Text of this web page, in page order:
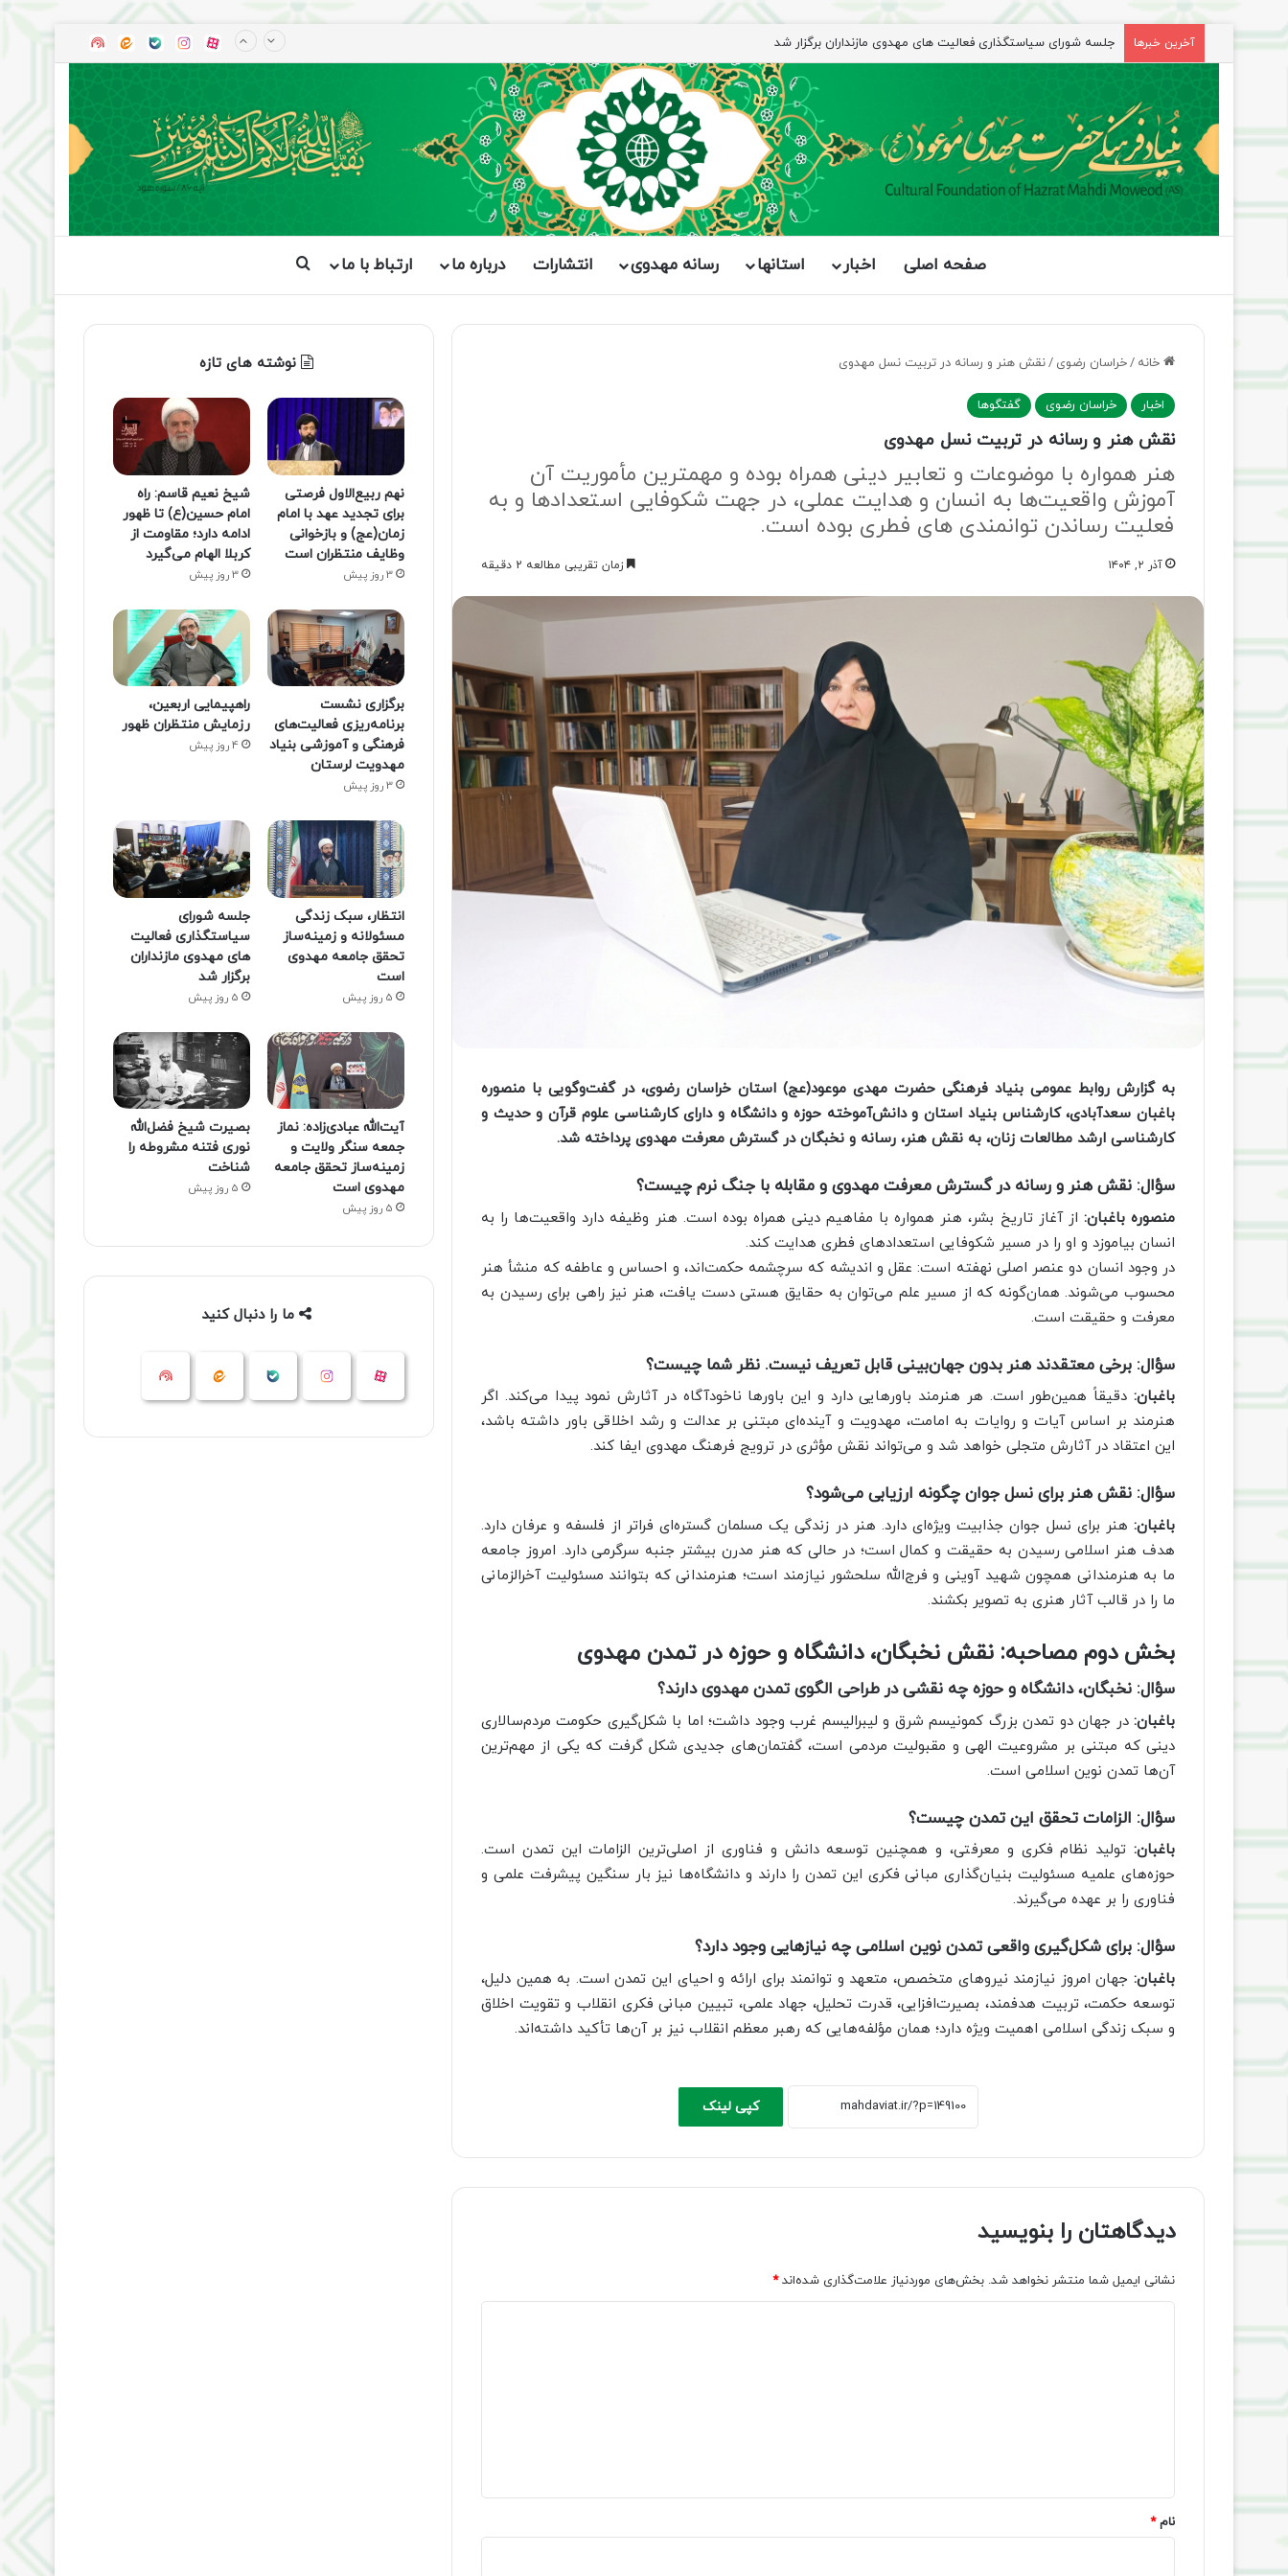
آخرین خبرها جلسه شورای سیاستگذاری فعالیت های مهدوی مازنداران برگزار شد آپاراتاینستاگرام
بله ایتا
صفحه اصلی اخبار استانها رسانه مهدوی انتشارات درباره ما ارتباط با ما جستجو برای
خانه /خراسان رضوی /نقش هنر و رسانه در تربیت نسل مهدوی
اخبار خراسان رضوی گفتگوها
نقش هنر و رسانه در تربیت نسل مهدوی
هنر همواره با موضوعات و تعابیر دینی همراه بوده و مهمترین مأموریت آن
آموزش واقعیت‌ها به انسان و هدایت عملی، در جهت شکوفایی استعدادها و به
فعلیت رساندن توانمندی های فطری بوده است.
آذر ۲, ۱۴۰۴ زمان تقریبی مطالعه 2 دقیقه
به گزارش روابط عمومی بنیاد فرهنگی حضرت مهدی موعود(عج) استان خراسان رضوی، در گفت‌وگویی با منصوره
باغبان سعدآبادی، کارشناس بنیاد استان و دانش‌آموخته حوزه و دانشگاه و دارای کارشناسی علوم قرآن و حدیث و
کارشناسی ارشد مطالعات زنان، به نقش هنر، رسانه و نخبگان در گسترش معرفت مهدوی پرداخته شد.
سؤال: نقش هنر و رسانه در گسترش معرفت مهدوی و مقابله با جنگ نرم چیست؟
منصوره باغبان: از آغاز تاریخ بشر، هنر همواره با مفاهیم دینی همراه بوده است. هنر وظیفه دارد واقعیت‌ها را به
انسان بیاموزد و او را در مسیر شکوفایی استعدادهای فطری هدایت کند.
در وجود انسان دو عنصر اصلی نهفته است: عقل و اندیشه که سرچشمه حکمت‌اند، و احساس و عاطفه که منشأ هنر
محسوب می‌شوند. همان‌گونه که از مسیر علم می‌توان به حقایق هستی دست یافت، هنر نیز راهی برای رسیدن به
معرفت و حقیقت است.
سؤال: برخی معتقدند هنر بدون جهان‌بینی قابل تعریف نیست. نظر شما چیست؟
باغبان: دقیقاً همین‌طور است. هر هنرمند باورهایی دارد و این باورها ناخودآگاه در آثارش نمود پیدا می‌کند. اگر
هنرمند بر اساس آیات و روایات به امامت، مهدویت و آینده‌ای مبتنی بر عدالت و رشد اخلاقی باور داشته باشد،
این اعتقاد در آثارش متجلی خواهد شد و می‌تواند نقش مؤثری در ترویج فرهنگ مهدوی ایفا کند.
سؤال: نقش هنر برای نسل جوان چگونه ارزیابی می‌شود؟
باغبان: هنر برای نسل جوان جذابیت ویژه‌ای دارد. هنر در زندگی یک مسلمان گستره‌ای فراتر از فلسفه و عرفان دارد.
هدف هنر اسلامی رسیدن به حقیقت و کمال است؛ در حالی که هنر مدرن بیشتر جنبه سرگرمی دارد. امروز جامعه
ما به هنرمندانی همچون شهید آوینی و فرج‌الله سلحشور نیازمند است؛ هنرمندانی که بتوانند مسئولیت آخرالزمانی
ما را در قالب آثار هنری به تصویر بکشند.
بخش دوم مصاحبه: نقش نخبگان، دانشگاه و حوزه در تمدن مهدوی
سؤال: نخبگان، دانشگاه و حوزه چه نقشی در طراحی الگوی تمدن مهدوی دارند؟
باغبان: در جهان دو تمدن بزرگ کمونیسم شرق و لیبرالیسم غرب وجود داشت؛ اما با شکل‌گیری حکومت مردم‌سالاری
دینی که مبتنی بر مشروعیت الهی و مقبولیت مردمی است، گفتمان‌های جدیدی شکل گرفت که یکی از مهم‌ترین
آن‌ها تمدن نوین اسلامی است.
سؤال: الزامات تحقق این تمدن چیست؟
باغبان: تولید نظام فکری و معرفتی، و همچنین توسعه دانش و فناوری از اصلی‌ترین الزامات این تمدن است.
حوزه‌های علمیه مسئولیت بنیان‌گذاری مبانی فکری این تمدن را دارند و دانشگاه‌ها نیز بار سنگین پیشرفت علمی و
فناوری را بر عهده می‌گیرند.
سؤال: برای شکل‌گیری واقعی تمدن نوین اسلامی چه نیازهایی وجود دارد؟
باغبان: جهان امروز نیازمند نیروهای متخصص، متعهد و توانمند برای ارائه و احیای این تمدن است. به همین دلیل،
توسعه حکمت، تربیت هدفمند، بصیرت‌افزایی، قدرت تحلیل، جهاد علمی، تبیین مبانی فکری انقلاب و تقویت اخلاق
و سبک زندگی اسلامی اهمیت ویژه دارد؛ همان مؤلفه‌هایی که رهبر معظم انقلاب نیز بر آن‌ها تأکید داشته‌اند.
کپی لینک
دیدگاهتان را بنویسید
نشانی ایمیل شما منتشر نخواهد شد. بخش‌های موردنیاز علامت‌گذاری شده‌اند*
نام*
نوشته های تازه
نهم ربیع‌الاول فرصتی
برای تجدید عهد با امام
زمان(عج) و بازخوانی
وظایف منتظران است
3 روز پیش
شیخ نعیم قاسم: راه
امام حسین(ع) تا ظهور
ادامه دارد؛ مقاومت از
کربلا الهام می‌گیرد
3 روز پیش
برگزاری نشست
برنامه‌ریزی فعالیت‌های
فرهنگی و آموزشی بنیاد
مهدویت لرستان
3 روز پیش
راهپیمایی اربعین،
رزمایش منتظران ظهور
4 روز پیش
انتظار، سبک زندگی
مسئولانه و زمینه‌ساز
تحقق جامعه مهدوی
است
5 روز پیش
جلسه شورای
سیاستگذاری فعالیت
های مهدوی مازنداران
برگزار شد
5 روز پیش
آیت‌الله عبادی‌زاده: نماز
جمعه سنگر ولایت و
زمینه‌ساز تحقق جامعه
مهدوی است
5 روز پیش
بصیرت شیخ فضل‌الله
نوری فتنه مشروطه را
شناخت
5 روز پیش
ما را دنبال کنید
آپارات اینستاگرام ایتا